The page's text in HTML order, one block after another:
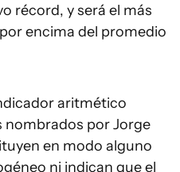
récord, y será el más
encima del promedio
aritmético
nombrados por Jorge
en modo alguno
ni indican que el